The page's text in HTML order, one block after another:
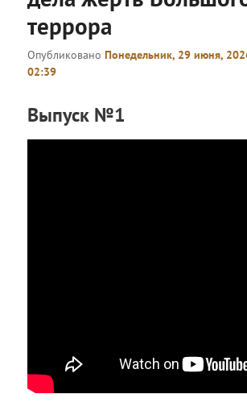
террора
ОпубликованоПонедельник, 29 июня,
02:39
Выпуск №1